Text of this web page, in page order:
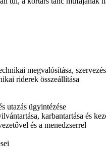
megvalósítása,
riderek összeállítása
utazás ügyintézése
karbantartása és
és a menedzserrel